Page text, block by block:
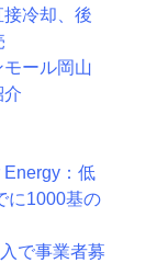
冷却、後
ール岡山
介
Energy：低
に1000基の
で事業者募